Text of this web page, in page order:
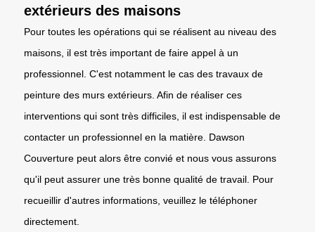
extérieurs des maisons
Pour toutes les opérations qui se réalisent au niveau des
maisons, il est très important de faire appel à un
professionnel. C'est notamment le cas des travaux de
peinture des murs extérieurs. Afin de réaliser ces
interventions qui sont très difficiles, il est indispensable de
contacter un professionnel en la matière. Dawson
Couverture peut alors être convié et nous vous assurons
qu'il peut assurer une très bonne qualité de travail. Pour
recueillir d'autres informations, veuillez le téléphoner
directement.